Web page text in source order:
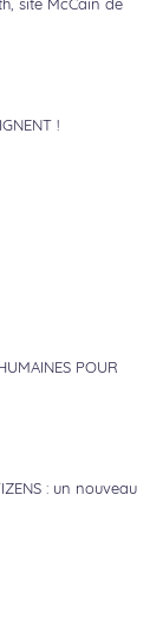
site McCain de
!
POUR
: un nouveau